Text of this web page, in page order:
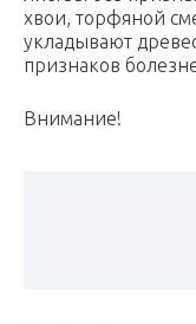
хвои, торфяной
укладывают
признаков
Внимание!